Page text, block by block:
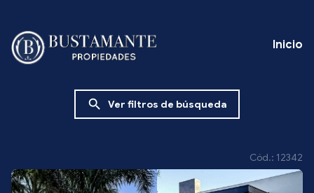
Inicio
search Ver filtros de búsqueda
Cód.: 12342